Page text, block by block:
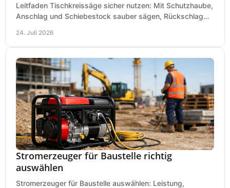
Leitfaden Tischkreissäge sicher nutzen: Mit Schutzhaube,
Anschlag und Schiebestock sauber sägen, Rückschlag
24. Juli 2026
Stromerzeuger für Baustelle richtig
auswählen
Stromerzeuger für Baustelle auswählen: Leistung,